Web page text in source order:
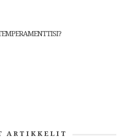
ARTIKKELIT